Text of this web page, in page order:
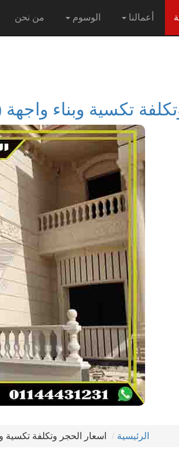
من نحن الوسوم أعمالنا
تكسية وبناء
الرئيسية اسعار الحجر وتكلفة تكسية